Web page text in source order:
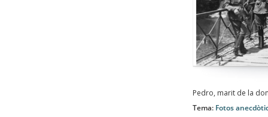
Pedro, marit de la
Tema: Fotos